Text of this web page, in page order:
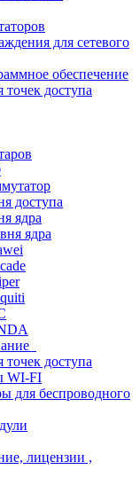
для сетевого
обеспечение
доступа
доступа
ядра
ядра
доступа
WI-FI
для беспроводного
лицензии ,